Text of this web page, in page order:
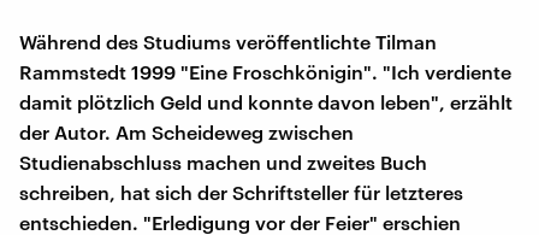
Während des Studiums veröffentlichte Tilman
Rammstedt 1999 "Eine Froschkönigin". "Ich verdiente
damit plötzlich Geld und konnte davon leben", erzählt
der Autor. Am Scheideweg zwischen
Studienabschluss machen und zweites Buch
schreiben, hat sich der Schriftsteller für letzteres
entschieden. "Erledigung vor der Feier" erschien